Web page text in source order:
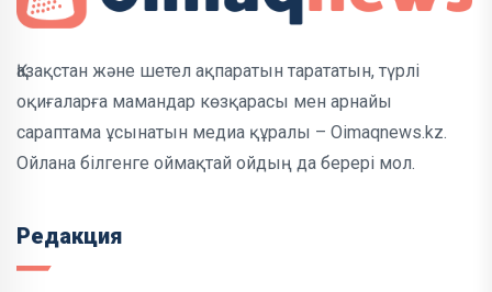
Қазақстан және шетел ақпаратын тарататын, түрлі
оқиғаларға мамандар көзқарасы мен арнайы
сараптама ұсынатын медиа құралы – Oimaqnews.kz.
Ойлана білгенге оймақтай ойдың да берері мол.
Редакция